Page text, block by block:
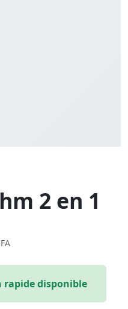
2 en 1
rapide disponible